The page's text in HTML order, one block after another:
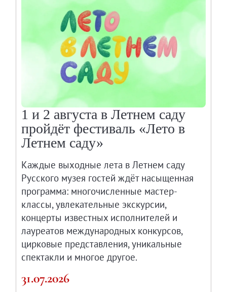
1 и 2 августа в Летнем саду
пройдёт фестиваль «Лето в
Летнем саду»
Каждые выходные лета в Летнем саду
Русского музея гостей ждёт насыщенная
программа: многочисленные мастер-
классы, увлекательные экскурсии,
концерты известных исполнителей и
лауреатов международных конкурсов,
цирковые представления, уникальные
спектакли и многое другое.
31.07.2026